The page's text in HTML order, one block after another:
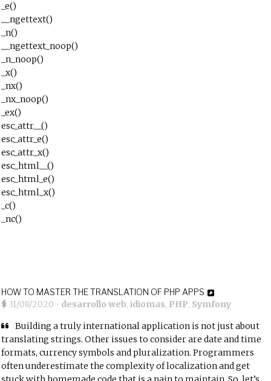
_e()
__ngettext()
_n()
__ngettext_noop()
_n_noop()
_x()
_nx()
_nx_noop()
_ex()
esc_attr__()
esc_attr_e()
esc_attr_x()
esc_html__()
esc_html_e()
esc_html_x()
_c()
_nc()
HOW TO MASTER THE TRANSLATION OF PHP APPS
31/08/2020 • desarrollo web,idiomas, PHP, Symfony
Building a truly international application is not just about
translating strings. Other issues to consider are date and time
formats, currency symbols and pluralization. Programmers
often underestimate the complexity of localization and get